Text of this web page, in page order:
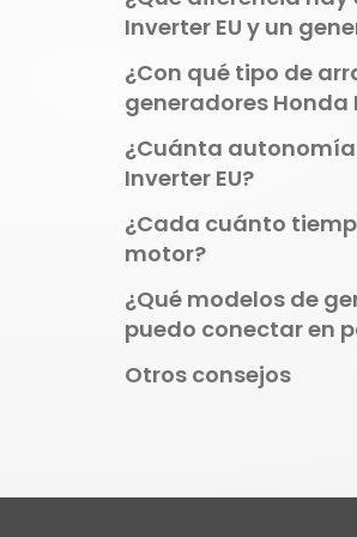
Inverter EU y un
¿Con qué tipo de
generadores Honda
¿Cuánta
Inverter EU?
¿Cada cuánto
motor?
¿Qué modelos de
puedo conectar en
Otros consejos